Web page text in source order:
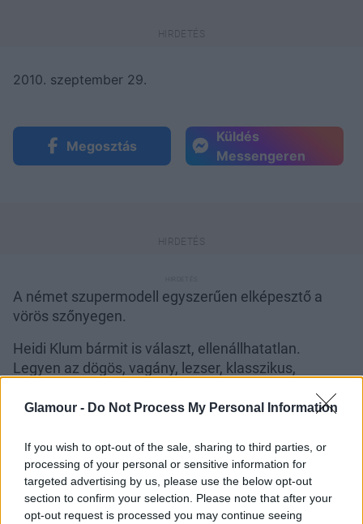
Glamour - Do Not Process My Personal Information
If you wish to opt-out of the sale, sharing to third parties, or
processing of your personal or sensitive information for
targeted advertising by us, please use the below opt-out
section to confirm your selection. Please note that after your
opt-out request is processed you may continue seeing
2010. szeptember 29.
Megosztás
Küldés
Messengeren
A német szupermodell egyszerűen elképesztő a
vörös szőnyegen.
Heidi Klum bármit is választ, ellenállhatatlan.
Legyen az dögös, vagány, lezser, klasszikus,
milánói amFAR gálán elképesztően gyönyörű volt,
Roberto Cavalli ruhát viselt az eseményen,
amelyhez tökéletesen passzolt a szolidMarcel-
hullám. Igazi istennő volt Heidi, kérdés, hogy neked
tetszik-e a hasonló időutazás?